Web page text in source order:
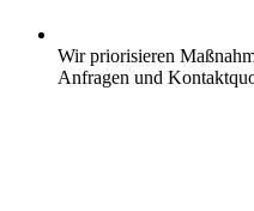
Wir priorisieren
Anfragen und